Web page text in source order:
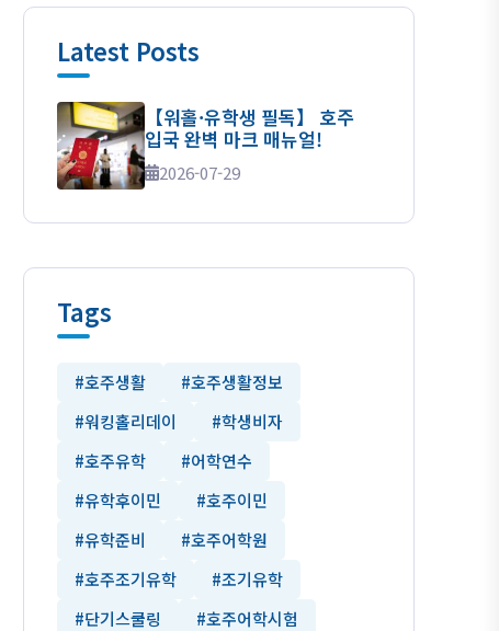
Latest Posts
【워홀·유학생 필독】 호주
입국 완벽 마크 매뉴얼!
2026-07-29
Tags
#호주생활
#호주생활정보
#워킹홀리데이
#학생비자
#호주유학
#어학연수
#유학후이민
#호주이민
#유학준비
#호주어학원
#호주조기유학
#조기유학
#단기스쿨링
#호주어학시험